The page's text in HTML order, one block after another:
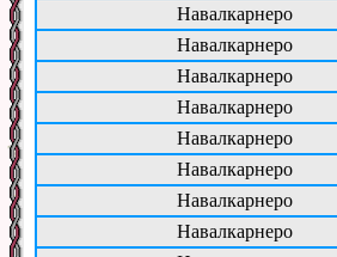
Навалкарнеро
Навалкарнеро
Навалкарнеро
Навалкарнеро
Навалкарнеро
Навалкарнеро
Навалкарнеро
Навалкарнеро